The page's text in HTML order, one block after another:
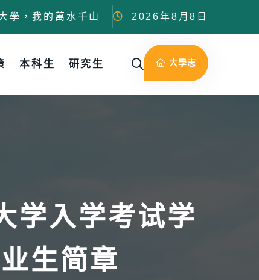
學，我的萬水千山 2026年8月8日
本科生 研究生 大學志
学入学考试学
生简章